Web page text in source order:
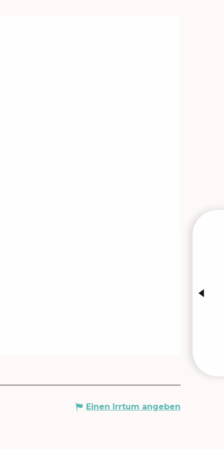
Einen Irrtum angeben